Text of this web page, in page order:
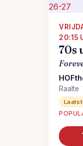
20:15
70s
Raalte